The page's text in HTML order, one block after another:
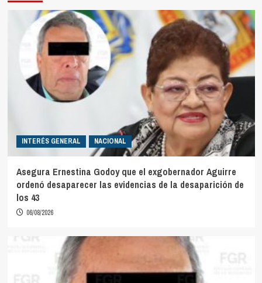
INTERÉS GENERAL NACIONAL
Asegura Ernestina Godoy que el exgobernador Aguirre
ordenó desaparecer las evidencias de la desaparición de
los 43
06/08/2026